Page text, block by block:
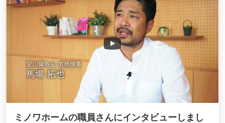
ミノワホームの職員さんにインタビューしまし